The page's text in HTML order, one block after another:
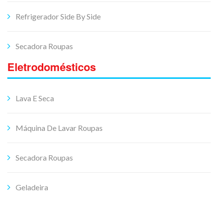
Refrigerador Side By Side
Secadora Roupas
Eletrodomésticos
Lava E Seca
Máquina De Lavar Roupas
Secadora Roupas
Geladeira